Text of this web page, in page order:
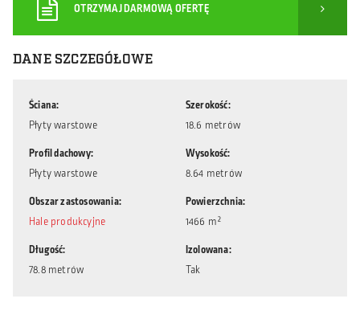
OTRZYMAJ DARMOWĄ OFERTĘ
DANE SZCZEGÓŁOWE
Ściana
Płyty warstowe
Profil dachowy
Płyty warstowe
Obszar zastosowania
Hale produkcyjne
Długość
78.8 metrów
Szerokość
18.6 metrów
Wysokość
8.64 metrów
Powierzchnia
1466 m²
Izolowana
Tak